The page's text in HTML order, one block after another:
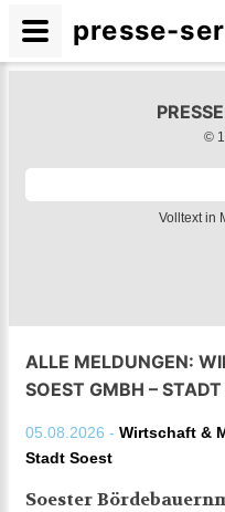
©
Volltext in
ALLE MELDUNGEN:
SOEST GMBH – STADT
05.08.2026 - Wirtschaft &
Stadt Soest
Soester
presse-